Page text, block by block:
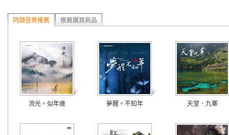
同類音樂推薦 推薦購買商品
流光。似年歲 夢醒。不知年 天堂．九寨